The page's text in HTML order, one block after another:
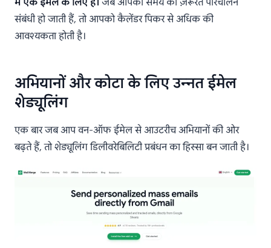
में एक ईमेल के लिए है। जब आपकी समय की ज़रूरतें परिचालन
संबंधी हो जाती हैं, तो आपको कैलेंडर पिकर से अधिक की
आवश्यकता होती है।
अभियानों और कोटा के लिए उन्नत ईमेल
शेड्यूलिंग
एक बार जब आप वन-ऑफ ईमेल से आउटरीच अभियानों की ओर
बढ़ते हैं, तो शेड्यूलिंग डिलीवरेबिलिटी प्रबंधन का हिस्सा बन जाती है।